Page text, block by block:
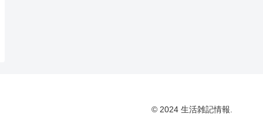
© 2024 生活雑記情報.